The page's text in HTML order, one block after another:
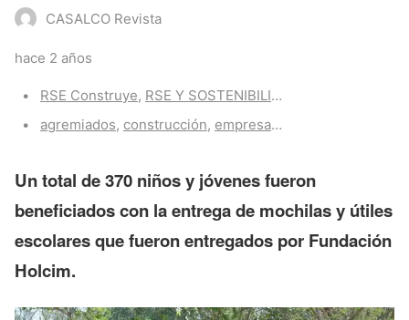
CASALCO Revista
hace 2 años
Categories:
RSE Construye, RSE Y SOSTENIBILIDAD
Tags:
agremiados, construcción, empresas ,
Un total de 370 niños y jóvenes fueron
beneficiados con la entrega de mochilas y útiles
escolares que fueron entregados por Fundación
Holcim.